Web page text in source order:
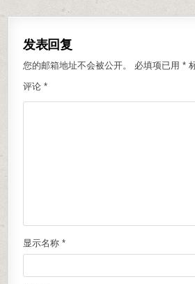
发表回复
您的邮箱地址不会被公开。 必填项已用*
评论*
显示名称*